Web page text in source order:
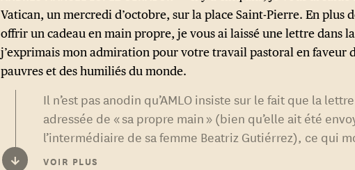
Vatican, un mercredi d’octobre, sur la place Saint-Pierre. En plus
offrir un cadeau en main propre, je vous ai laissé une lettre dans
j’exprimais mon admiration pour votre travail pastoral en faveur
pauvres et des humiliés du monde.
Il n’est pas anodin qu’AMLO insiste sur le fait que la
adressée de « sa propre main » (bien qu’elle ait été
l’intermédiaire de sa femme Beatriz Gutiérrez), ce qui
proximité, l’affection et l’identification avec le même
↓ VOIR PLUS